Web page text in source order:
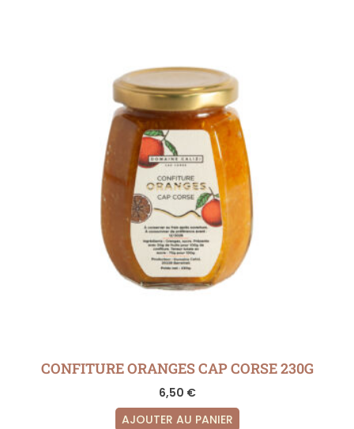
CONFITURE ORANGES CAP CORSE 230G
6,50 €
AJOUTER AU PANIER